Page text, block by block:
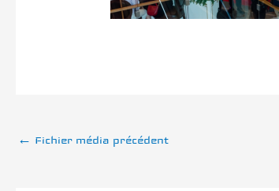
← Fichier média précédent